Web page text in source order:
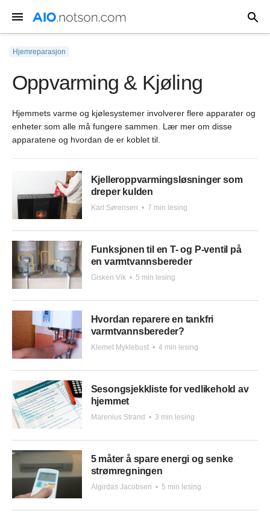
Hjemreparasjon
Oppvarming & Kjøling
Hjemmets varme og kjølesystemer involverer flere apparater og
enheter som alle må fungere sammen. Lær mer om disse
apparatene og hvordan de er koblet til.
Kjelleroppvarmingsløsninger som
dreper kulden
Karl Sørensen • 7 min lesing
Funksjonen til en T- og P-ventil på
en varmtvannsbereder
Gisken Vik • 5 min lesing
Hvordan reparere en tankfri
varmtvannsbereder?
Klemet Myklebust • 4 min lesing
Sesongsjekkliste for vedlikehold av
hjemmet
Marenius Strand • 3 min lesing
5 måter å spare energi og senke
strømregningen
Algirdas Jacobsen • 5 min lesing